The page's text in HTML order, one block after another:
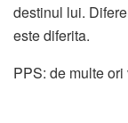
destinul lui.
este diferita.
PPS: de multe